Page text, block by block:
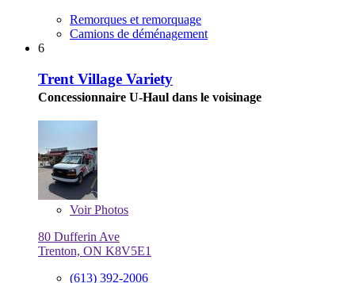
Remorques et remorquage
Camions de déménagement
6
Trent Village Variety
Concessionnaire U-Haul dans le voisinage
VoirPhotos
80 Dufferin Ave
Trenton, ON K8V5E1
(613) 392-2006